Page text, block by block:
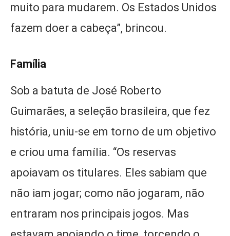
muito para mudarem. Os Estados Unidos
fazem doer a cabeça”, brincou.
Família
Sob a batuta de José Roberto
Guimarães, a seleção brasileira, que fez
história, uniu-se em torno de um objetivo
e criou uma família. “Os reservas
apoiavam os titulares. Eles sabiam que
não iam jogar; como não jogaram, não
entraram nos principais jogos. Mas